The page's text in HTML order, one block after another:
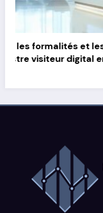
Pourquoi les
sont essentiels